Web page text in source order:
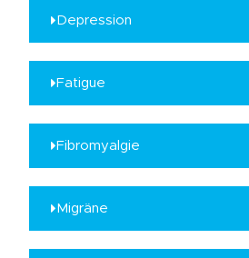
Depression
Fatigue
Fibromyalgie
Migräne